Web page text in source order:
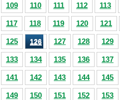
109 110 111 112 113
117 118 119 120 121
125 126 127 128 129
133 134 135 136 137
141 142 143 144 145
149 150 151 152 153